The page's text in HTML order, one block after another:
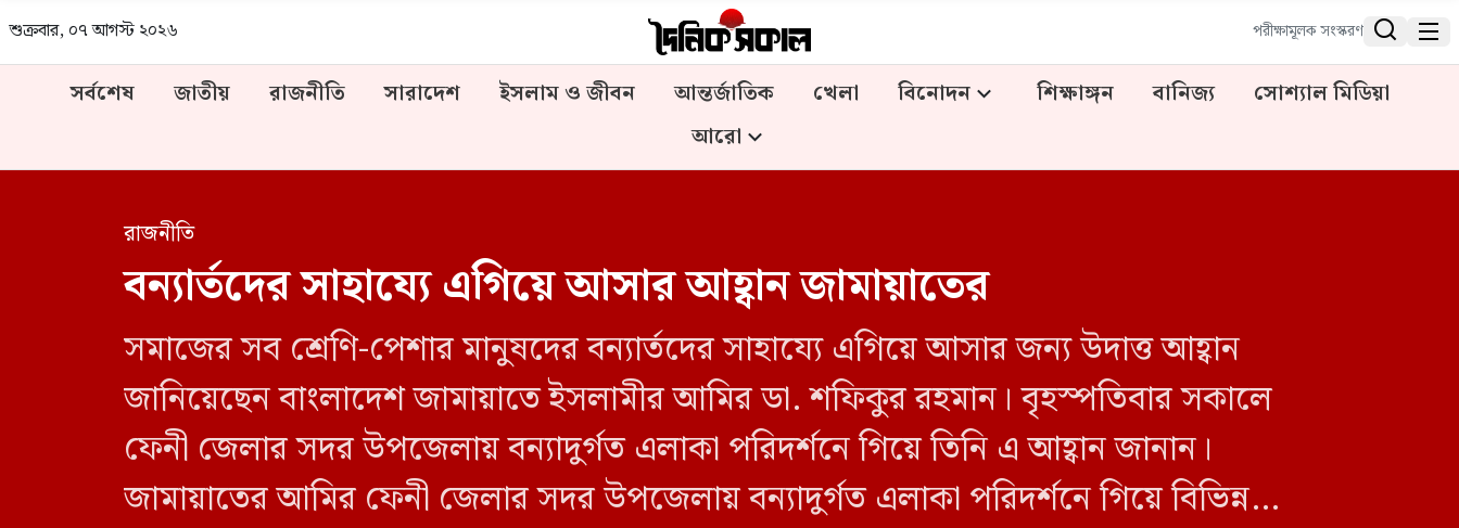
শুক্রবার, ০৭ আগস্ট ২০২৬ পরীক্ষামূলক সংস্করণ  
সর্বশেষ জাতীয় রাজনীতি সারাদেশ ইসলাম ও জীবন আন্তর্জাতিক খেলা বিনোদন শিক্ষাঙ্গন বানিজ্য
সোশ্যাল মিডিয়া
আরো
রাজনীতি
বন্যার্তদের সাহায্যে এগিয়ে আসার আহ্বান জামায়াতের
সমাজের সব শ্রেণি-পেশার মানুষদের বন্যার্তদের সাহায্যে এগিয়ে আসার জন্য উদাত্ত আহ্বান
জানিয়েছেন বাংলাদেশ জামায়াতে ইসলামীর আমির ডা. শফিকুর রহমান। বৃহস্পতিবার সকালে
ফেনী জেলার সদর উপজেলায় বন্যাদুর্গত এলাকা পরিদর্শনে গিয়ে তিনি এ আহ্বান জানান।
জামায়াতের আমির ফেনী জেলার সদর উপজেলায় বন্যাদুর্গত এলাকা পরিদর্শনে গিয়ে বিভিন্ন